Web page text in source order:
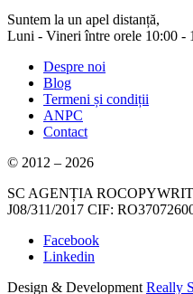
Suntem la un apel distanță,
Luni - Vineri între orele 10:00 -
Despre noi
Blog
Termeni și condiții
ANPC
Contact
© 2012 – 2026
SC AGENȚIA
J08/311/2017 CIF:
Facebook
Linkedin
Design & Development Really